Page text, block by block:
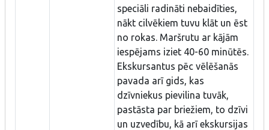
speciāli radināti nebaidīties,
nākt cilvēkiem tuvu klāt un ēst
no rokas. Maršrutu ar kājām
iespējams iziet 40-60 minūtēs.
Ekskursantus pēc vēlēšanās
pavada arī gids, kas
dzīvniekus pievilina tuvāk,
pastāsta par briežiem, to dzīvi
un uzvedību, kā arī ekskursijas